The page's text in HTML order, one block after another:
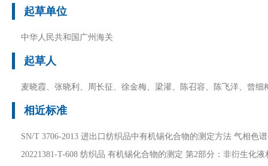
起草单位
中华人民共和国广州海关
起草人
麦晓霞、张晓利、周长征、徐金梅、梁灌、陈召容、陈飞洋、曾细
相近标准
SN/T 3706-2013 进出口纺织品中有机锡化合物的测定方法 气相色
20221381-T-608 纺织品 有机锡化合物的测定 第2部分：非衍生化